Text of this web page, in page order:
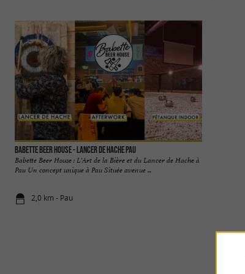
Babette Beer House - Lancer de Hache Pau
Babette Beer House : L'Art de la Bière et du Lancer de Hache à
Pau Un concept unique à Pau Située avenue ...
2,0 km - Pau